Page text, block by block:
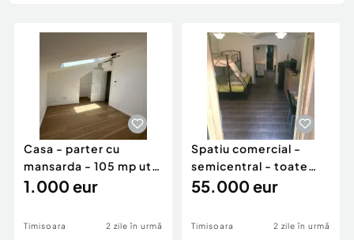
Animale de companie
Afaceri și echipamente profesionale
Inchiriere Bunuri si Vehicule
Piese auto si accesorii
Dacia Duster
Casa - parter cu
mansarda - 105 mp utili
- toate utilitatiil
1.000 eur
Timisoara 2 zile în urmă
Spatiu comercial -
semicentral - toate
utilitatiile - 2 intr
55.000 eur
Timisoara 2 zile în urmă